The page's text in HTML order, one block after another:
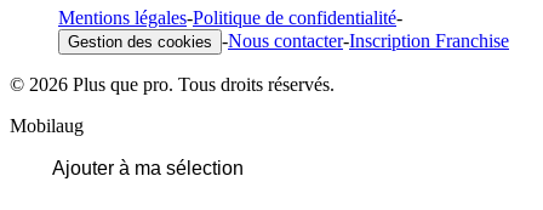
Mentions légales-Politique de confidentialité-
Gestion des cookies -Nous contacter-Inscription Franchise
© 2026 Plus que pro. Tous droits réservés.
Mobilaug
Ajouter à ma sélection